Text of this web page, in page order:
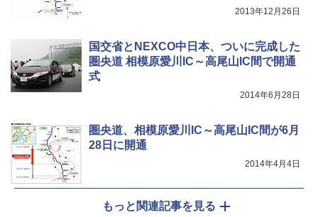
2013年12月26日
国交省とNEXCO中日本、ついに完成した
圏央道 相模原愛川IC～高尾山IC間で開通
式
2014年6月28日
圏央道、相模原愛川IC～高尾山IC間が6月
28日に開通
2014年4月4日
もっと関連記事を見る